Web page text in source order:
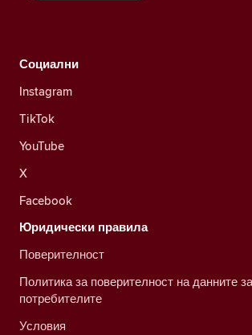
Социални
Instagram
TikTok
YouTube
X
Facebook
Юридически правила
Поверителност
Политика за поверителност на данните
потребителите
Условия